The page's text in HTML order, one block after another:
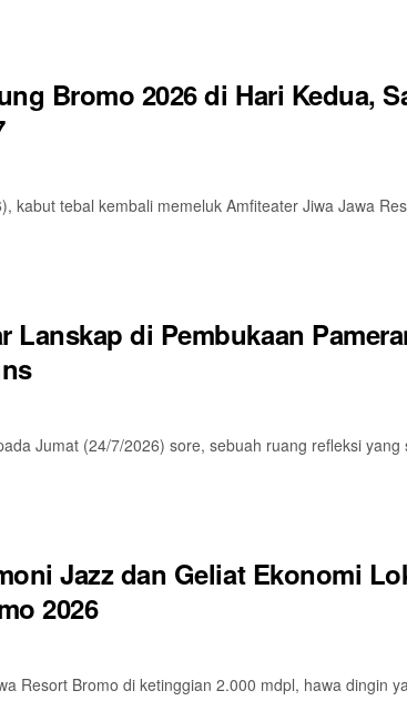
Bromo 2026 di Hari Kedua,
kabut tebal kembali memeluk Amfiteater Jiwa Jawa
Lanskap di Pembukaan
Jumat (24/7/2026) sore, sebuah ruang refleksi yang
Jazz dan Geliat Ekonomi
2026
Resort Bromo di ketinggian 2.000 mdpl, hawa dingin